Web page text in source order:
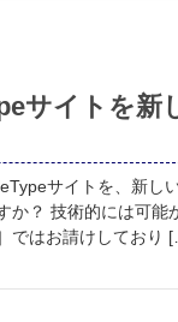
サイトを新
サイトを、新し
か？ 技術的には可
ではお請けしており